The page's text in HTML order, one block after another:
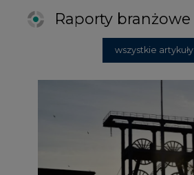
Raporty branżowe
wszystkie artykuły